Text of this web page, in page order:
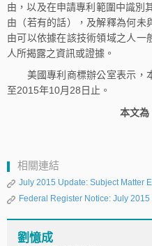
由，以及在申請專利範圍中識別
由（若有的話），及解釋為何未
由可以依據在該技術領域之人一
人所揭露之資訊或證據。
美國專利商標辦公室表示，
至2015年10月28日止。
本文為
相關連結
July 2015 Update: Subject Matter
Federal Register Notice: July
劉憶成